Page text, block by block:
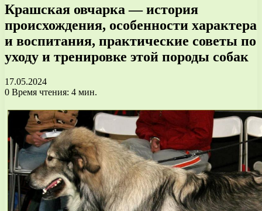
Крашская овчарка — история
происхождения, особенности характера
и воспитания, практические советы по
уходу и тренировке этой породы собак
17.05.2024
0 Время чтения: 4 мин.